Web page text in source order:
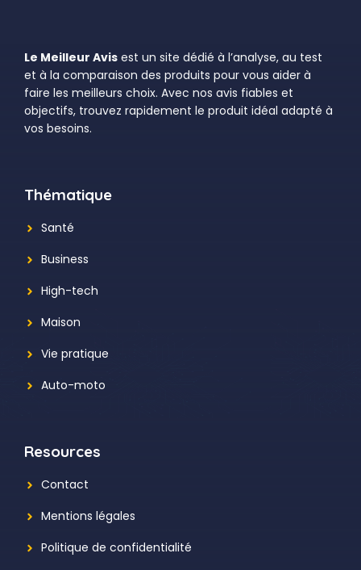
Le Meilleur Avis est un site dédié à l’analyse, au test
et à la comparaison des produits pour vous aider à
faire les meilleurs choix. Avec nos avis fiables et
objectifs, trouvez rapidement le produit idéal adapté à
vos besoins.
Thématique
Santé
Business
High-tech
Maison
Vie pratique
Auto-moto
Resources
Contact
Mentions légales
Politique de confidentialité